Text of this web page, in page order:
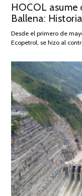
ON
HOCOL asume
Ballena: Historia
Desde el primero de
Ecopetrol, se hizo al